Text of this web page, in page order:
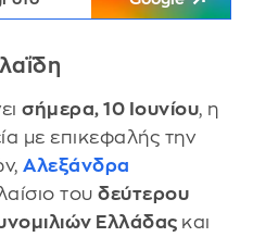
σήμερα, 10 Ιουνίου, η
με επικεφαλής την
Αλεξάνδρα
του δεύτερου
Ελλάδας και